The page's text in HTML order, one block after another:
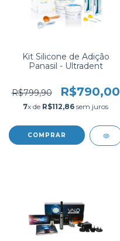
Kit Silicone de Adição
Panasil - Ultradent
R$799,90 R$790,00
7x de R$112,86 sem juros